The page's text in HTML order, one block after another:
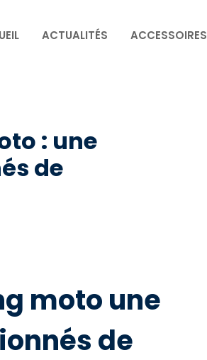
ACTUALITÉS ACCESSOIRES
: une
de
moto une
de